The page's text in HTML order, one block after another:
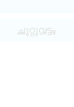
ചുറ്റുവട്ടം